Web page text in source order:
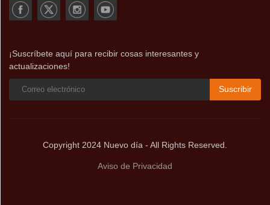
¡Suscríbete aquí para recibir cosas interesantes y
actualizaciones!
Suscribir
Copyright 2024 Nuevo día - All Rights Reserved.
Aviso de Privacidad